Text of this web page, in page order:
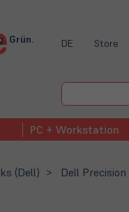
Grün. DE Store
PC + Workstation
(Dell) Dell